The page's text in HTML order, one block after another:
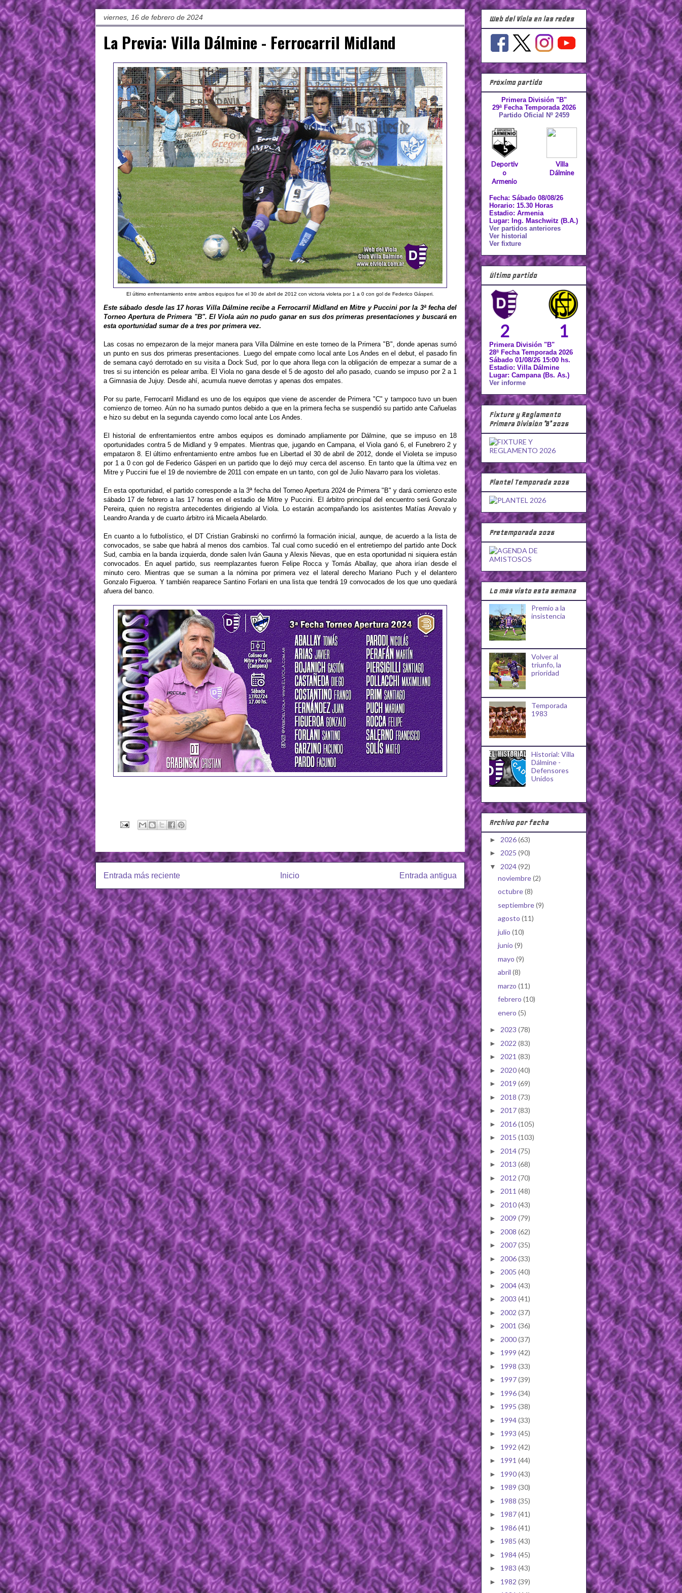
viernes, 16 de febrero de 2024
La Previa: Villa Dálmine - Ferrocarril Midland
El último enfrentamiento entre ambos equipos fue el 30 de abril de 2012 con victoria violeta por 1 a 0 con gol de Federico Gásperi.
Este sábado desde las 17 horas Villa Dálmine recibe a Ferrocarril Midland en Mitre y Puccini por la 3ª fecha del
Torneo Apertura de Primera "B". El Viola aún no pudo ganar en sus dos primeras presentaciones y buscará en
esta oportunidad sumar de a tres por primera vez.
Las cosas no empezaron de la mejor manera para Villa Dálmine en este torneo de la Primera "B", donde apenas sumó
un punto en sus dos primeras presentaciones. Luego del empate como local ante Los Andes en el debut, el pasado fin
de semana cayó derrotado en su visita a Dock Sud, por lo que ahora llega con la obligación de empezar a sumar de a
tres si su intención es pelear arriba. El Viola no gana desde el 5 de agosto del año pasado, cuando se impuso por 2 a 1
a Gimnasia de Jujuy. Desde ahí, acumula nueve derrotas y apenas dos empates.
Por su parte, Ferrocarril Midland es uno de los equipos que viene de ascender de Primera "C" y tampoco tuvo un buen
comienzo de torneo. Aún no ha sumado puntos debido a que en la primera fecha se suspendió su partido ante Cañuelas
e hizo su debut en la segunda cayendo como local ante Los Andes.
El historial de enfrentamientos entre ambos equipos es dominado ampliamente por Dálmine, que se impuso en 18
oportunidades contra 5 de Midland y 9 empates. Mientras que, jugando en Campana, el Viola ganó 6, el Funebrero 2 y
empataron 8. El último enfrentamiento entre ambos fue en Libertad el 30 de abril de 2012, donde el Violeta se impuso
por 1 a 0 con gol de Federico Gásperi en un partido que lo dejó muy cerca del ascenso. En tanto que la última vez en
Mitre y Puccini fue el 19 de noviembre de 2011 con empate en un tanto, con gol de Julio Navarro para los violetas.
En esta oportunidad, el partido corresponde a la 3ª fecha del Torneo Apertura 2024 de Primera "B" y dará comienzo este
sábado 17 de febrero a las 17 horas en el estadio de Mitre y Puccini. El árbitro principal del encuentro será Gonzalo
Pereira, quien no registra antecedentes dirigiendo al Viola. Lo estarán acompañando los asistentes Matías Arevalo y
Leandro Aranda y de cuarto árbitro irá Micaela Abelardo.
En cuanto a lo futbolístico, el DT Cristian Grabinski no confirmó la formación inicial, aunque, de acuerdo a la lista de
convocados, se sabe que habrá al menos dos cambios. Tal cual como sucedió en el entretiempo del partido ante Dock
Sud, cambia en la banda izquierda, donde salen Iván Gauna y Alexis Nievas, que en esta oportunidad ni siquiera están
convocados. En aquel partido, sus reemplazantes fueron Felipe Rocca y Tomás Aballay, que ahora irían desde el
minuto cero. Mientras que se suman a la nómina por primera vez el lateral derecho Mariano Puch y el delantero
Gonzalo Figueroa. Y también reaparece Santino Forlani en una lista que tendrá 19 convocados de los que uno quedará
afuera del banco.
Entrada más reciente Entrada antigua
Inicio
Web del Viola en las redes
Próximo partido
Primera División "B"
29ª Fecha Temporada 2026
Partido Oficial Nº 2459
Deportiv
o
Armenio
Villa
Dálmine
Fecha: Sábado 08/08/26
Horario: 15.30 Horas
Estadio: Armenia
Lugar: Ing. Maschwitz (B.A.)
Ver partidos anteriores
Ver historial
Ver fixture
Último partido
2 1
Primera División "B"
28ª Fecha Temporada 2026
Sábado 01/08/26 15:00 hs.
Estadio: Villa Dálmine
Lugar: Campana (Bs. As.)
Ver informe
Fixture y Reglamento
Primera División "B" 2026
Plantel Temporada 2026
Pretemporada 2026
Lo más visto esta semana
Premio a la
insistencia
Volver al
triunfo, la
prioridad
Temporada
1983
Historial: Villa
Dálmine -
Defensores
Unidos
Archivo por fecha
► 2026(63)
► 2025 (90)
▼ 2024(92)
noviembre(2)
octubre(8)
septiembre(9)
agosto (11)
julio (10)
junio (9)
mayo (9)
abril (8)
marzo (11)
febrero (10)
enero (5)
► 2023 (78)
► 2022 (83)
► 2021 (83)
► 2020(40)
► 2019 (69)
► 2018 (73)
► 2017(83)
► 2016(105)
► 2015 (103)
► 2014(75)
► 2013 (68)
► 2012 (70)
► 2011 (48)
► 2010(43)
► 2009 (79)
► 2008 (62)
► 2007(35)
► 2006(33)
► 2005 (40)
► 2004(43)
► 2003 (41)
► 2002 (37)
► 2001 (36)
► 2000(37)
► 1999 (42)
► 1998 (33)
► 1997(39)
► 1996(34)
► 1995 (38)
► 1994(33)
► 1993 (45)
► 1992 (42)
► 1991 (44)
► 1990(43)
► 1989 (30)
► 1988 (35)
► 1987(41)
► 1986(41)
► 1985 (43)
► 1984(45)
► 1983 (43)
► 1982 (39)